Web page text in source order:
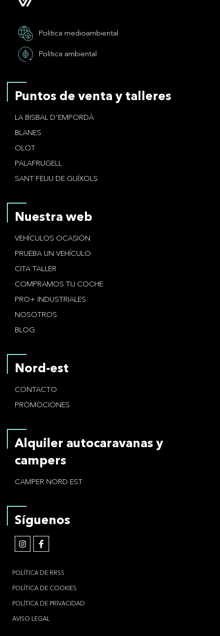
Política medioambiental
Política ambiental
Puntos de venta y talleres
LA BISBAL D'EMPORDÀ
BLANES
OLOT
PALAFRUGELL
SANT FELIU DE GUÍXOLS
Nuestra web
VEHÍCULOS OCASIÓN
PRUEBA UN VEHÍCULO
CITA TALLER
COMPRAMOS TU COCHE
PRO+ INDUSTRIALES
NOSOTROS
BLOG
Nord-est
CONTACTO
PROMOCIONES
Alquiler autocaravanas y
campers
CAMPER NORD EST
Síguenos
POLÍTICA DE RRSS
POLÍTICA DE COOKIES
POLÍTICA DE PRIVACIDAD
AVISO LEGAL